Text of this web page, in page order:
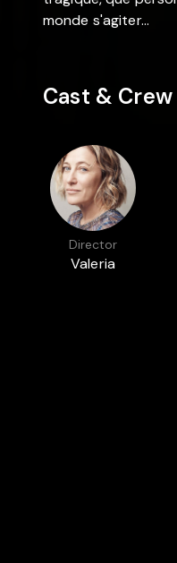
monde s'agiter...
Cast & Crew
Director
Valeria